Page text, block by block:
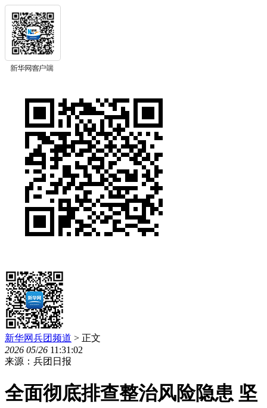
新华网兵团频道 > 正文
2026 05/26 11:31:02
来源：兵团日报
全面彻底排查整治风险隐患 坚